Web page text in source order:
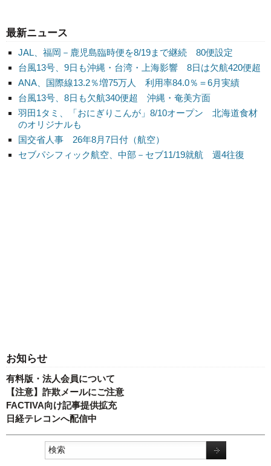
最新ニュース
JAL、福岡－鹿児島臨時便を8/19まで継続 80便設定
台風13号、9日も沖縄・台湾・上海影響 8日は欠航420便超
ANA、国際線13.2％増75万人 利用率84.0％＝6月実績
台風13号、8日も欠航340便超 沖縄・奄美方面
羽田1タミ、「おにぎりこんが」8/10オープン 北海道食材
のオリジナルも
国交省人事 26年8月7日付（航空）
セブパシフィック航空、中部－セブ11/19就航 週4往復
お知らせ
有料版・法人会員について
【注意】詐欺メールにご注意
FACTIVA向け記事提供拡充
日経テレコンへ配信中